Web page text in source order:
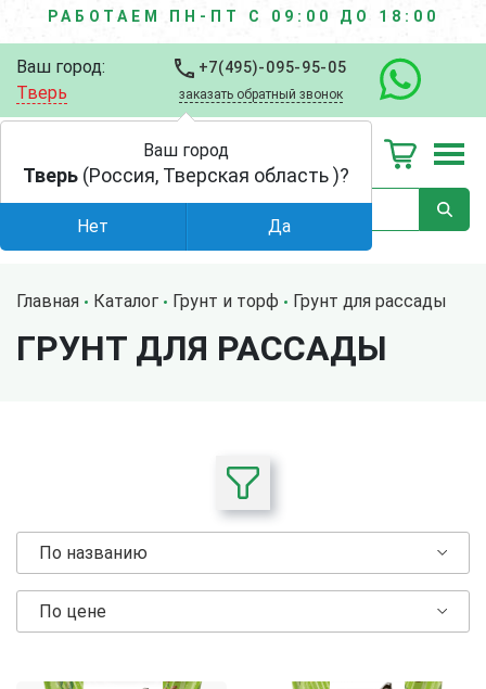
РАБОТАЕМ ПН-ПТ С 09:00 ДО 18:00
Ваш город:
Тверь
+7(495)-095-95-05
заказать обратный звонок
Главная Каталог Грунт и торф Грунт для рассады
ГРУНТ ДЛЯ РАССАДЫ
По названию
По цене
Ваш город
Тверь (Россия, Тверская область )?
Нет Да